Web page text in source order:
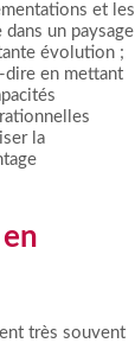
et les
un paysage
évolution ;
dire en mettant
la
très souvent